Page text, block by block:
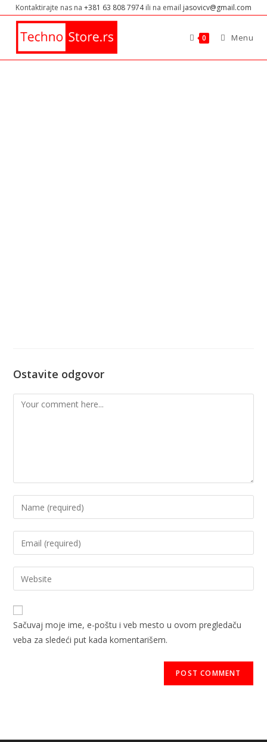
Kontaktirajte nas na +381 63 808 7974ili na email jasovicv@gmail.com
0 Menu
Ostavite odgovor
Sačuvaj moje ime, e-poštu i veb mesto u ovom pregledaču
veba za sledeći put kada komentarišem.